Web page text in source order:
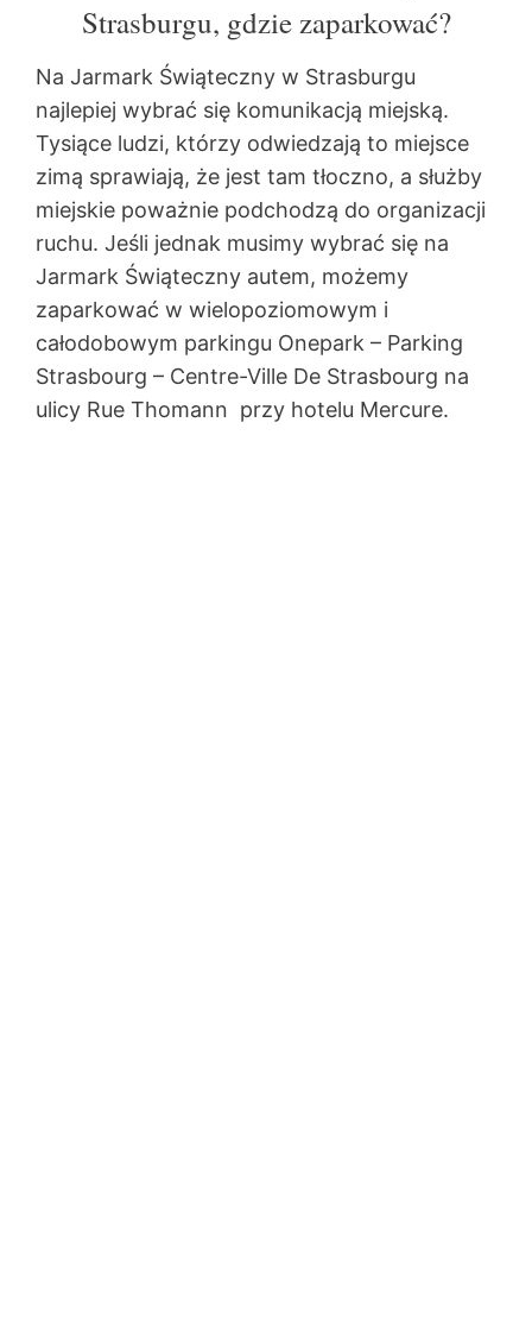
Strasburgu, gdzie zaparkować?
Na Jarmark Świąteczny w Strasburgu
najlepiej wybrać się komunikacją miejską.
Tysiące ludzi, którzy odwiedzają to miejsce
zimą sprawiają, że jest tam tłoczno, a służby
miejskie poważnie podchodzą do organizacji
ruchu. Jeśli jednak musimy wybrać się na
Jarmark Świąteczny autem, możemy
zaparkować w wielopoziomowym i
całodobowym parkingu Onepark – Parking
Strasbourg – Centre-Ville De Strasbourg na
ulicy Rue Thomann przy hotelu Mercure.